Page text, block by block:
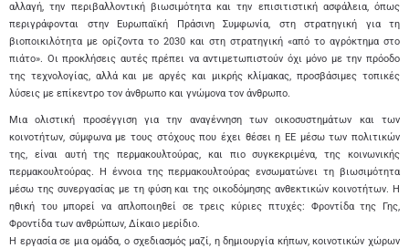
αλλαγή, την περιβαλλοντική βιωσιμότητα και την επισιτιστική ασφάλεια, όπως
περιγράφονται στην Ευρωπαϊκή Πράσινη Συμφωνία, στη στρατηγική για τη
βιοποικιλότητα με ορίζοντα το 2030 και στη στρατηγική «από το αγρόκτημα στο
πιάτο». Οι προκλήσεις αυτές πρέπει να αντιμετωπιστούν όχι μόνο με την πρόοδο
της τεχνολογίας, αλλά και με αργές και μικρής κλίμακας, προσβάσιμες τοπικές
λύσεις με επίκεντρο τον άνθρωπο και γνώμονα τον άνθρωπο.
Μια ολιστική προσέγγιση για την αναγέννηση των οικοσυστημάτων και των
κοινοτήτων, σύμφωνα με τους στόχους που έχει θέσει η ΕΕ μέσω των πολιτικών
της, είναι αυτή της περμακουλτούρας, και πιο συγκεκριμένα, της κοινωνικής
περμακουλτούρας. Η έννοια της περμακουλτούρας ενσωματώνει τη βιωσιμότητα
μέσω της συνεργασίας με τη φύση και της οικοδόμησης ανθεκτικών κοινοτήτων. Η
ηθική του μπορεί να απλοποιηθεί σε τρεις κύριες πτυχές: Φροντίδα της Γης,
Φροντίδα των ανθρώπων, Δίκαιο μερίδιο.
Η εργασία σε μια ομάδα, ο σχεδιασμός μαζί, η δημιουργία κήπων, κοινοτικών χώρων